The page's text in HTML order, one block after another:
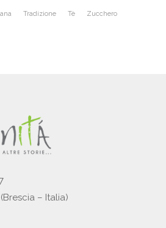
Tradizione Tè Zucchero
– Italia)